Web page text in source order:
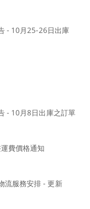
- 10月25-26日出庫
- 10月8日出庫之訂單
費價格通知
流服務安排 - 更新